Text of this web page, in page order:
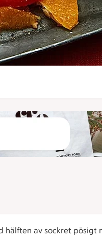
hälften av sockret pösigt